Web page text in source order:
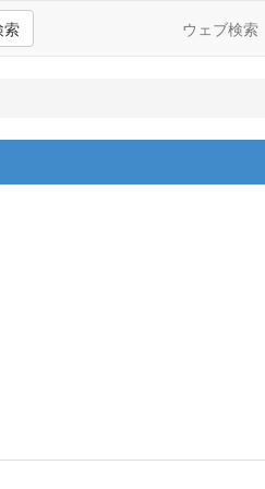
索 ウェブ検索